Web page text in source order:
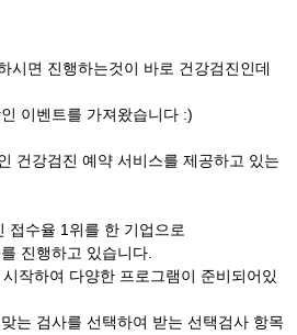
시면 진행하는것이 바로 건강검진인데
이벤트를 가져왔습니다 :)
건강검진 예약 서비스를 제공하고 있는
접수율 1위를 한 기업으로
진행하고 있습니다.
작하여 다양한 프로그램이 준비되어있
는 검사를 선택하여 받는 선택검사 항목